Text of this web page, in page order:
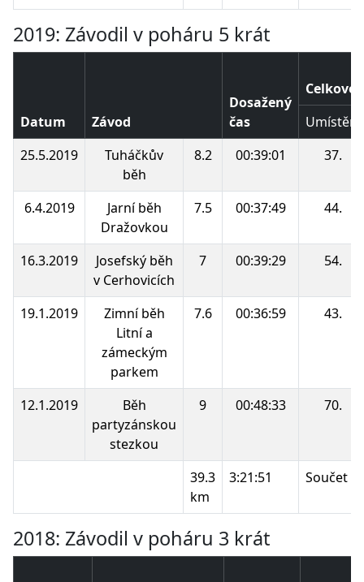
2019: Závodil v poháru 5 krát
Datum Závod
Dosažený
čas
Celkové
Umístění
25.5.2019
Tuháčkův
běh
8.2 00:39:01 37.
6.4.2019
Jarní běh
Dražovkou
7.5 00:37:49 44.
16.3.2019
Josefský běh
v Cerhovicích
7 00:39:29 54.
19.1.2019
Zimní běh
Litní a
zámeckým
parkem
7.6 00:36:59 43.
12.1.2019
Běh
partyzánskou
stezkou
9 00:48:33 70.
39.3
km
3:21:51 Součet
2018: Závodil v poháru 3 krát